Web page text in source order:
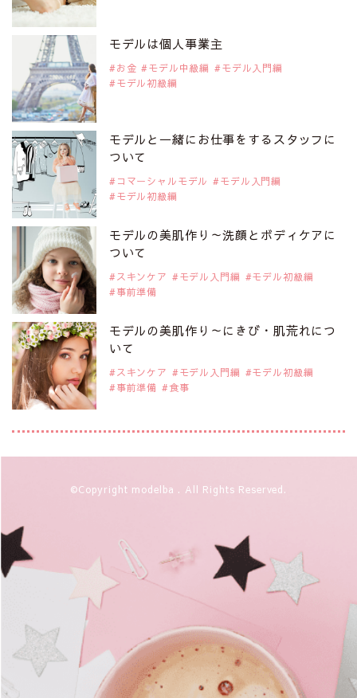
2019年9月29日
是非ご覧ください。
注目モデル 松川 来海さん
2019年9月29日
注目モデルを1名追加いたしました。
是非ご覧ください。
注目モデル 中条あやみさん
2019年9月29日
注目モデルを1名追加いたしました。
是非ご覧ください。
注目モデル 水原佑果さん
2019年9月29日
注目モデルを1名追加いたしました。
是非ご覧ください。
注目モデル CHIHARUさん
2019年9月29日
注目モデルを1名追加いたしました。
2019年9月29日
大注目のモデル10人
モデルは個人事業主
お金 モデル中級編
モデル入門編
モデル初級編
モデルと一緒にお仕事をするスタッフに
ついて
コマーシャルモデル
モデル入門編
モデル初級編
モデルの美肌作り～洗顔とボディケアに
ついて
スキンケア モデル入門編
モデル初級編
事前準備
モデルの美肌作り～にきび・肌荒れにつ
いて
スキンケア モデル入門編
モデル初級編
事前準備
食事
©Copyright modelba . All Rights Reserved.